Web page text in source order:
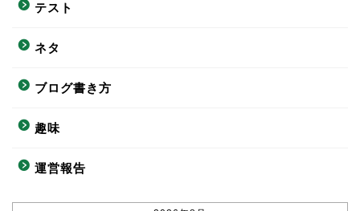
テスト
ネタ
ブログ書き方
趣味
運営報告